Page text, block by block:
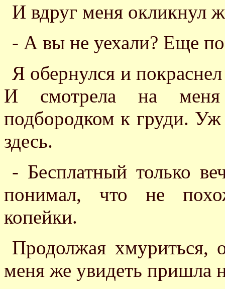
И вдруг меня окликнул
- А вы не уехали? Еще
Я обернулся и
И смотрела на меня
подбородком к груди. Уж
здесь.
- Бесплатный только
понимал, что не
копейки.
Продолжая хмуриться,
меня же увидеть пришла